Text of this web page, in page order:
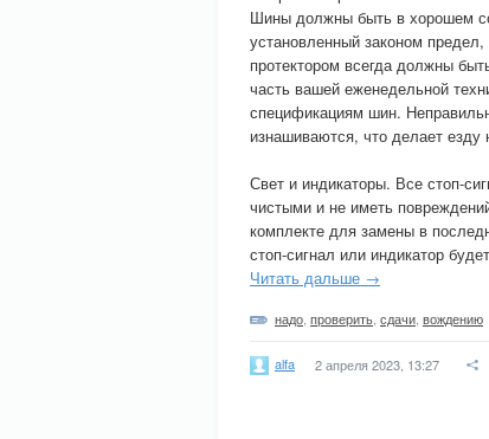
Шины должны быть в хорошем
установленный законом
протектором всегда должны
часть вашей еженедельной
спецификациям шин.
изнашиваются, что делает езду
Свет и индикаторы. Все стоп-
чистыми и не иметь
комплекте для замены в
стоп-сигнал или индикатор
Читать дальше →
надо проверить сдачи вождению
alfa 2 апреля 2023, 13:27